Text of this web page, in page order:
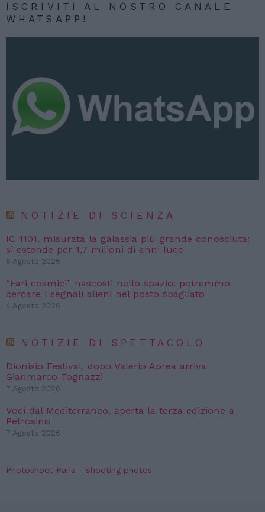
ISCRIVITI AL NOSTRO CANALE
WHATSAPP!
NOTIZIE DI SCIENZA
IC 1101, misurata la galassia più grande conosciuta:
si estende per 1,7 milioni di anni luce
6 Agosto 2026
“Fari cosmici” nascosti nello spazio: potremmo
cercare i segnali alieni nel posto sbagliato
4 Agosto 2026
NOTIZIE DI SPETTACOLO
Dionisio Festival, dopo Valerio Aprea arriva
Gianmarco Tognazzi
7 Agosto 2026
Voci dal Mediterraneo, aperta la terza edizione a
Petrosino
7 Agosto 2026
Photoshoot Paris - Shooting photos